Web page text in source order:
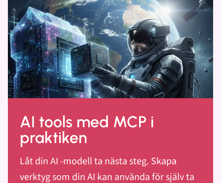
AI tools med MCP i
praktiken
Låt din AI -modell ta nästa steg. Skapa
verktyg som din AI kan använda för själv ta